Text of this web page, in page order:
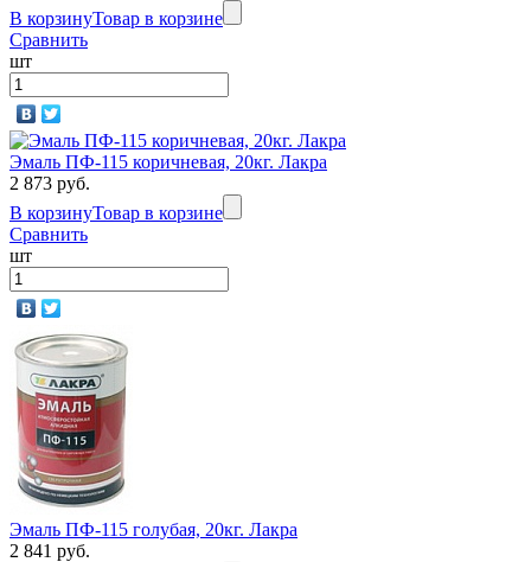
В корзинуТовар в корзине
Сравнить
шт
Эмаль ПФ-115 коричневая, 20кг. Лакра
2 873 руб.
В корзинуТовар в корзине
Сравнить
шт
Эмаль ПФ-115 голубая, 20кг. Лакра
2 841 руб.